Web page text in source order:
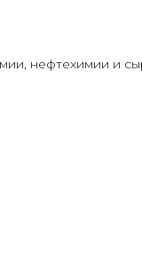
нефтехимии и